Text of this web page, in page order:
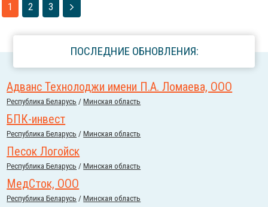
1 2 3
ПОСЛЕДНИЕ ОБНОВЛЕНИЯ:
Адванс Технолоджи имени П.А. Ломаева, ООО
Республика Беларусь /Минская область
БПК-инвест
Республика Беларусь /Минская область
Песок Логойск
Республика Беларусь /Минская область
МедСток, ООО
Республика Беларусь /Минская область